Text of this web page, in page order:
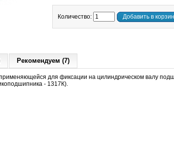
Количество: Добавить в
Рекомендуем (7)
для фиксации на цилиндрическом валу
- 1317К).